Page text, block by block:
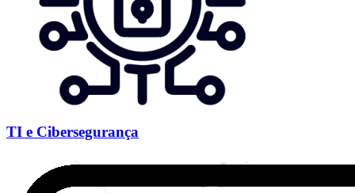
TI e Cibersegurança